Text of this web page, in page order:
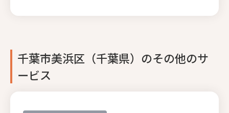
千葉市美浜区（千葉県）のその他のサ
ービス